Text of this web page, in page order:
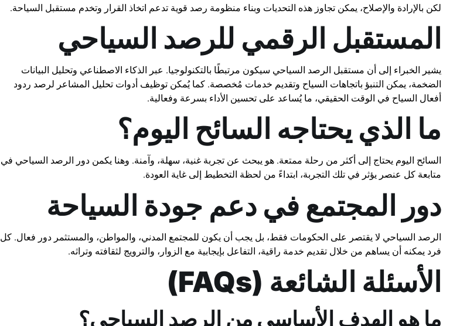
لكن بالإرادة والإصلاح، يمكن تجاوز هذه التحديات وبناء منظومة رصد قوية تدعم اتخاذ القرار وتخدم مستقبل السياحة.
المستقبل الرقمي للرصد السياحي
يشير الخبراء إلى أن مستقبل الرصد السياحي سيكون مرتبطًا بالتكنولوجيا. عبر الذكاء الاصطناعي وتحليل البيانات
الضخمة، يمكن التنبؤ باتجاهات السياح وتقديم خدمات مُخصصة. كما يُمكن توظيف أدوات تحليل المشاعر لرصد ردود
أفعال السياح في الوقت الحقيقي، ما يُساعد على تحسين الأداء بسرعة وفعالية.
ما الذي يحتاجه السائح اليوم؟
السائح اليوم يحتاج إلى أكثر من رحلة ممتعة. هو يبحث عن تجربة غنية، سهلة، وآمنة. وهنا يكمن دور الرصد السياحي في
متابعة كل عنصر يؤثر في تلك التجربة، ابتداءً من لحظة التخطيط إلى غاية العودة.
دور المجتمع في دعم جودة السياحة
الرصد السياحي لا يقتصر على الحكومات فقط، بل يجب أن يكون للمجتمع المدني، والمواطن، والمستثمر دور فعال. كل
فرد يمكنه أن يساهم من خلال تقديم خدمة راقية، التفاعل بإيجابية مع الزوار، والترويج لثقافته وتراثه.
الأسئلة الشائعة (FAQs)
ما هو الهدف الأساسي من الرصد السياحي؟